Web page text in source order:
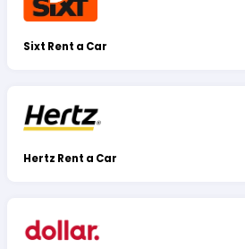
Sixt Rent a Car
Hertz Rent a Car